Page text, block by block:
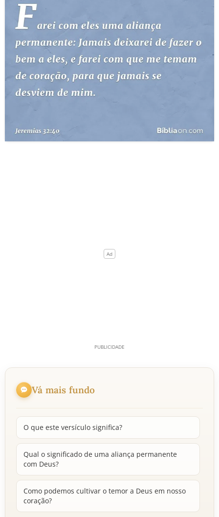
ESTUDOS BÍBLICOS
ESBOÇOS DE PREGAÇÃO
TEMAS
PERGUNTE À BÍBLIA IA
QUEM SOMOS
Vá mais fundo
O que este versículo significa?
Qual o significado de uma aliança permanente
com Deus?
Como podemos cultivar o temor a Deus em nosso
coração?